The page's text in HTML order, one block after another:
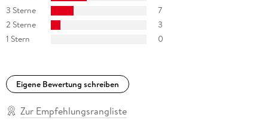
3 Sterne
7
2 Sterne
3
1 Stern
0
Eigene Bewertung schreiben
Zur Empfehlungsrangliste